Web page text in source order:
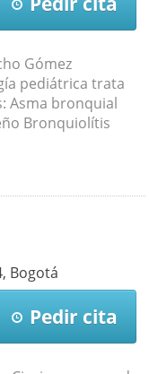
Gómez
pediátrica trata
Asma bronquial
Bronquiolítis
, Bogotá
Pedir cita